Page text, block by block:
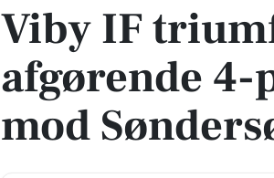
Viby IF
afgørende
mod